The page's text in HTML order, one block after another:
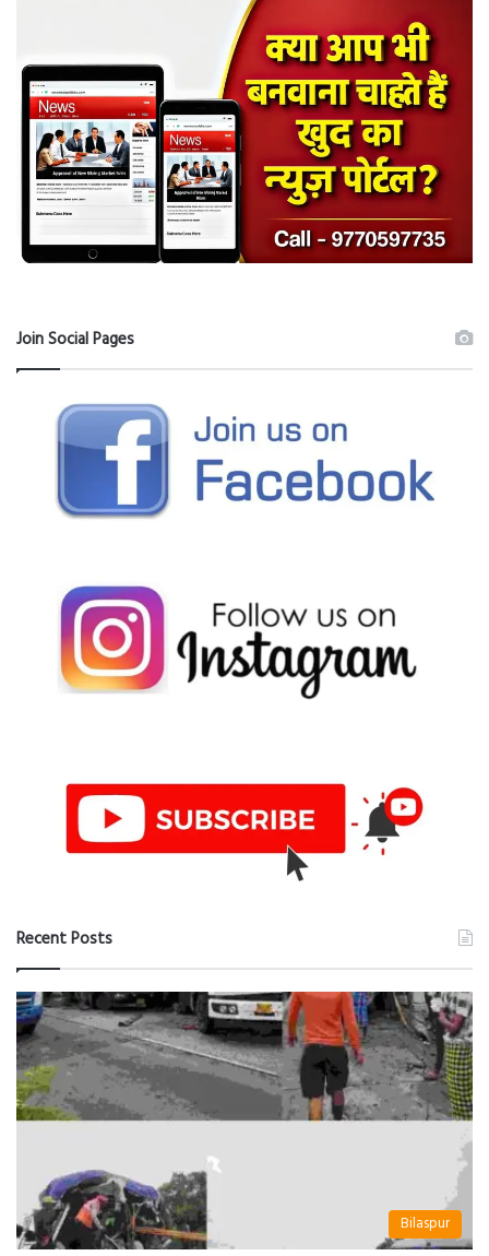
Join Social Pages
Recent Posts
Bilaspur